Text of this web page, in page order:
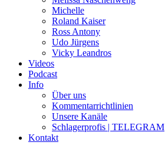
Michelle
Roland Kaiser
Ross Antony
Udo Jürgens
Vicky Leandros
Videos
Podcast
Info
Über uns
Kommentarrichtlinien
Unsere Kanäle
Schlagerprofis | TELEGRAM
Kontakt